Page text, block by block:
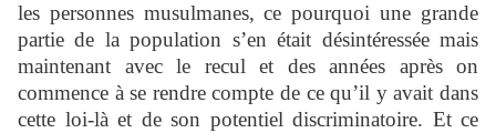
les personnes musulmanes, ce pourquoi une grande
partie de la population s’en était désintéressée mais
maintenant avec le recul et des années après on
commence à se rendre compte de ce qu’il y avait dans
cette loi-là et de son potentiel discriminatoire. Et ce